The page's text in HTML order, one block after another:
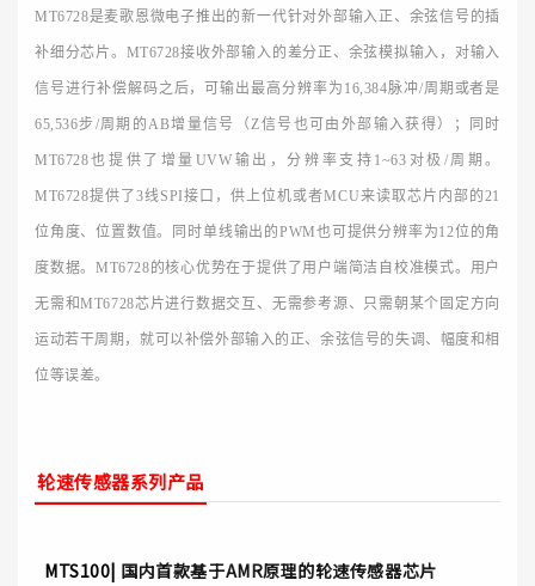
MT6728是麦歌恩微电子推出的新一代针对外部输入正、余弦信号的插
补细分芯片。MT6728接收外部输入的差分正、余弦模拟输入，对输入
信号进行补偿解码之后，可输出最高分辨率为16,384脉冲/周期或者是
65,536步/周期的AB增量信号（Z信号也可由外部输入获得）；同时
MT6728也提供了增量UVW输出，分辨率支持1~63对极/周期。
MT6728提供了3线SPI接口，供上位机或者MCU来读取芯片内部的21
位角度、位置数值。同时单线输出的PWM也可提供分辨率为12位的角
度数据。MT6728的核心优势在于提供了用户端简洁自校准模式。用户
无需和MT6728芯片进行数据交互、无需参考源、只需朝某个固定方向
运动若干周期，就可以补偿外部输入的正、余弦信号的失调、幅度和相
位等误差。
轮速传感器系列产品
MTS100| 国内首款基于AMR原理的轮速传感器芯片